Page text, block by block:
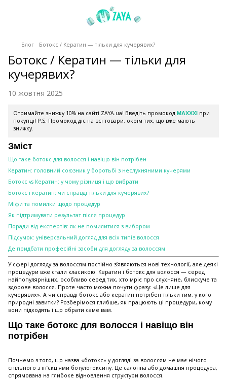
Блог Ботокс / Кератин — тільки для кучерявих?
Ботокс / Кератин — тільки для
кучерявих?
10 жовтня 2025
Отримайте знижку 10% на сайті ZAYA.ua! Введіть промокод MAXXXI при
покупці! P.S. Промокод діє на всі товари, окрім тих, що вже мають
знижку.
Зміст
Що таке ботокс для волосся і навіщо він потрібен
Кератин: головний союзник у боротьбі з неслухняними кучерями
Ботокс vs Кератин: у чому різниця і що вибрати
Ботокс і кератин: чи справді тільки для кучерявих?
Міфи та помилки щодо процедур
Як підтримувати результат після процедур
Поради від експертів: як не помилитися з вибором
Підсумок: універсальний догляд для всіх типів волосся
Де придбати професійні засоби для догляду за волоссям
У сфері догляду за волоссям постійно з’являються нові технології, але деякі
процедури вже стали класикою. Кератин і ботокс для волосся — серед
найпопулярніших, особливо серед тих, хто мріє про слухняне, блискуче та
здорове волосся. Проте часто можна почути фразу: «Це лише для
кучерявих». А чи справді ботокс або кератин потрібен тільки тим, у кого
природні завитки? Розберімося глибше, як працюють ці процедури, кому
вони підходять і що обрати саме вам.
Що таке ботокс для волосся і навіщо він
потрібен
Почнемо з того, що назва «ботокс» у догляді за волоссям не має нічого
спільного з ін’єкціями ботулотоксину. Це салонна або домашня процедура,
спрямована на глибоке відновлення структури волосся.